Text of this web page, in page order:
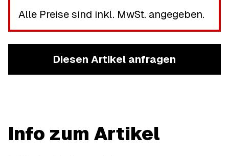
Alle Preise sind inkl. MwSt. angegeben.
Diesen Artikel anfragen
Info zum Artikel